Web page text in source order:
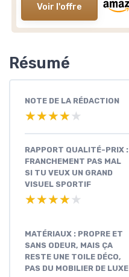
Voir l'offre
Résumé
NOTE DE LA RÉDACTION
★★★★★
★★★★★
RAPPORT QUALITÉ-PRIX :
FRANCHEMENT PAS MAL
SI TU VEUX UN GRAND
VISUEL SPORTIF
★★★★★
★★★★★
MATÉRIAUX : PROPRE ET
SANS ODEUR, MAIS ÇA
RESTE UNE TOILE DÉCO,
PAS DU MOBILIER DE LUXE